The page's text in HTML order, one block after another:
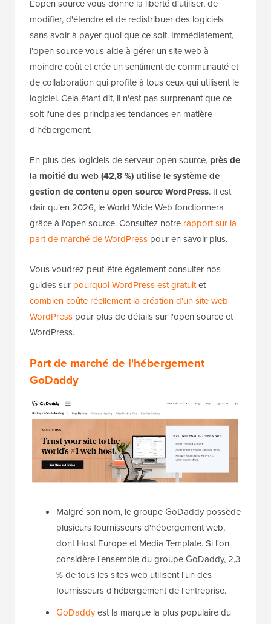
L'open source vous donne la liberté d'utiliser, de
modifier, d'étendre et de redistribuer des logiciels
sans avoir à payer quoi que ce soit. Immédiatement,
l'open source vous aide à gérer un site web à
moindre coût et crée un sentiment de communauté et
de collaboration qui profite à tous ceux qui utilisent le
logiciel. Cela étant dit, il n'est pas surprenant que ce
soit l'une des principales tendances en matière
d'hébergement.
En plus des logiciels de serveur open source, près de
la moitié du web (42,8 %) utilise le système de
gestion de contenu open source WordPress. Il est
clair qu'en 2026, le World Wide Web fonctionnera
grâce à l'open source. Consultez notre rapport sur la
part de marché de WordPress pour en savoir plus.
Vous voudrez peut-être également consulter nos
guides sur pourquoi WordPress est gratuitet
combien coûte réellement la création d'un site web
WordPress pour plus de détails sur l'open source et
WordPress.
Part de marché de l'hébergement
GoDaddy
Malgré son nom, le groupe GoDaddy possède
plusieurs fournisseurs d'hébergement web,
dont Host Europe et Media Template. Si l'on
considère l'ensemble du groupe GoDaddy, 2,3
% de tous les sites web utilisent l'un des
fournisseurs d'hébergement de l'entreprise.
GoDaddyest la marque la plus populaire du